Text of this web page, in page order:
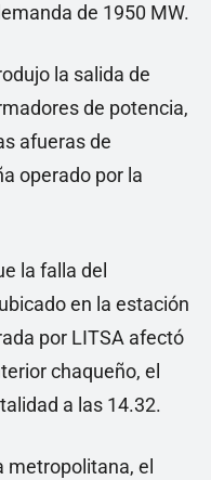
de 1950 MW.
la salida de
de potencia,
afueras de
operado por la
la falla del
en la estación
por LITSA afectó
chaqueño, el
a las 14.32.
metropolitana, el